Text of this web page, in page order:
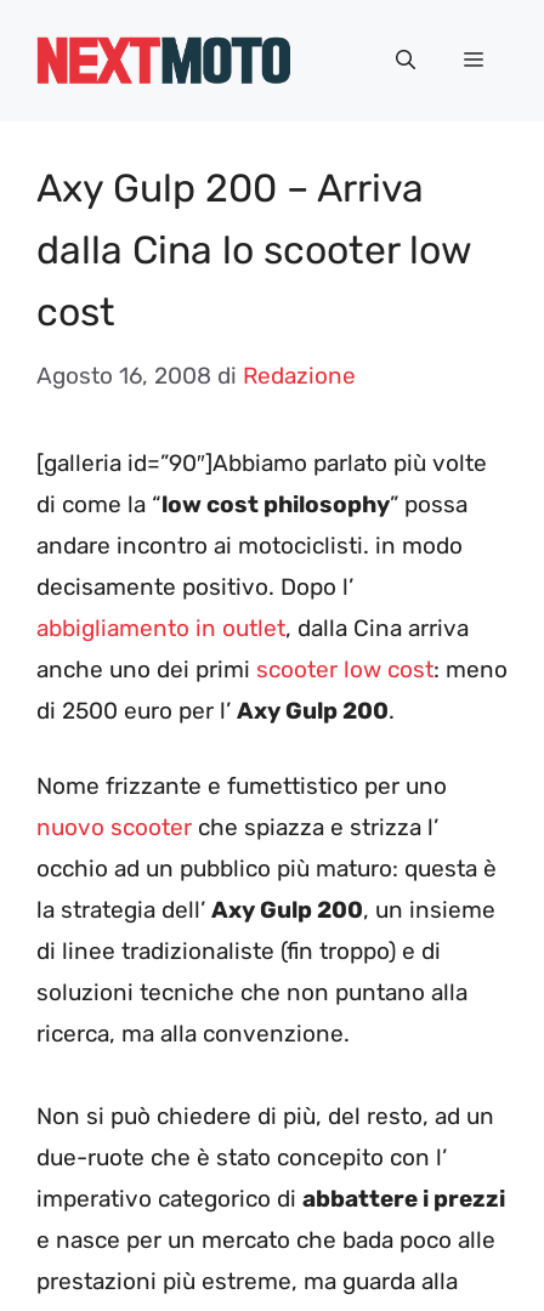
Menu
Axy Gulp 200 – Arriva
dalla Cina lo scooter low
cost
Agosto 16, 2008 di Redazione
[galleria id=”90″]Abbiamo parlato più volte
di come la “low cost philosophy” possa
andare incontro ai motociclisti. in modo
decisamente positivo. Dopo l’
abbigliamento in outlet, dalla Cina arriva
anche uno dei primi scooter low cost: meno
di 2500 euro per l’ Axy Gulp 200.
Nome frizzante e fumettistico per uno
nuovo scooter che spiazza e strizza l’
occhio ad un pubblico più maturo: questa è
la strategia dell’ Axy Gulp 200, un insieme
di linee tradizionaliste (fin troppo) e di
soluzioni tecniche che non puntano alla
ricerca, ma alla convenzione.
Non si può chiedere di più, del resto, ad un
due-ruote che è stato concepito con l’
imperativo categorico di abbattere i prezzi
e nasce per un mercato che bada poco alle
prestazioni più estreme, ma guarda alla